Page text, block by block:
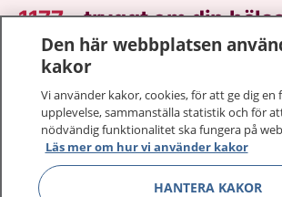
1177–tryggt om din
På 1177.se får du råd om hälsa och
Logga in för att läsa din journal och
vårdärenden. Ring telefonnummer
sjukvårdsrådgivning dygnet runt.
1177 ger dig råd när du vill må bättre.
Den här webbplatsen
kakor
Vi använder kakor, cookies, för att ge dig
upplevelse, sammanställa statistik och för
nödvändig funktionalitet ska fungera på
Läs mer om hur vi använder kakor
HANTERA KAKOR